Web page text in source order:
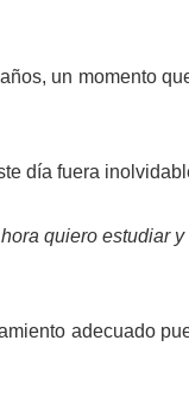
un momento
día fuera
quiero estudiar
adecuado